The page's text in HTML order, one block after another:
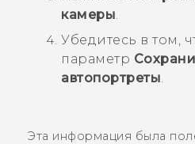
камеры
Убедитесь в том,
параметр
автопортреты
Эта информация была